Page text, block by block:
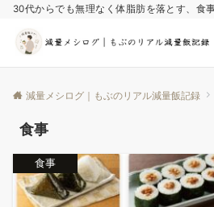
30代からでも無理なく体脂肪を落とす、食
減量メシログ｜もぶのリアル減量飯記録
食事
食事